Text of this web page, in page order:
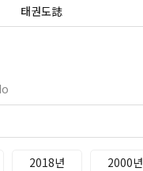
태권도誌
2018년 2000년